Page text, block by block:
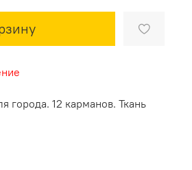
города. 12 карманов. Ткань